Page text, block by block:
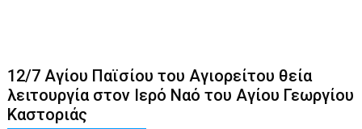
12/7 Αγίου Παϊσίου του Αγιορείτου θεία
λειτουργία στον Ιερό Ναό του Αγίου Γεωργίου
Καστοριάς